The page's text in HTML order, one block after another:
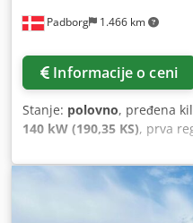
Padborg 1.466 km
Informacije o ceni
Stanje: polovno, pređena
140 kW (190,35 KS), prva
, Godina
Model: MXM190 / Samson
Stanje: Dobro Serijski broj:
Datum registracije: Snaga: